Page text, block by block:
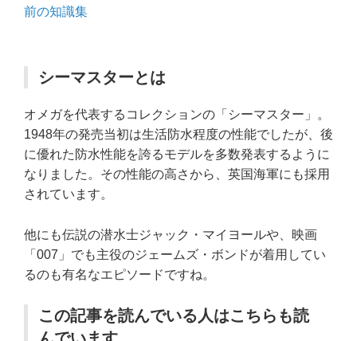
前の知識集
シーマスターとは
オメガを代表するコレクションの「シーマスター」。
1948年の発売当初は生活防水程度の性能でしたが、後
に優れた防水性能を誇るモデルを多数発表するように
なりました。その性能の高さから、英国海軍にも採用
されています。
他にも伝説の潜水士ジャック・マイヨールや、映画
「007」でも主役のジェームズ・ボンドが着用してい
るのも有名なエピソードですね。
この記事を読んでいる人はこちらも読